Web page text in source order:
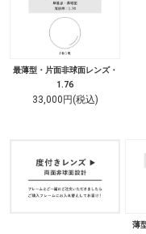
最薄型・片面非球面レンズ・
1.76
33,000円(税込)
薄